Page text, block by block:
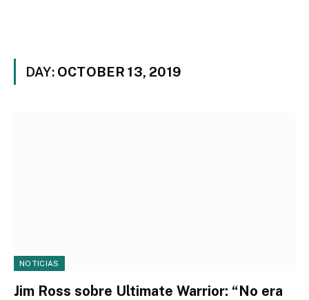
DAY: OCTOBER 13, 2019
NOTICIAS
Jim Ross sobre Ultimate Warrior: “No era